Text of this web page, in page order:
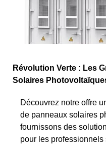
Révolution Verte : Les
Solaires
Découvrez notre offre
de panneaux solaires
fournissons des
pour les